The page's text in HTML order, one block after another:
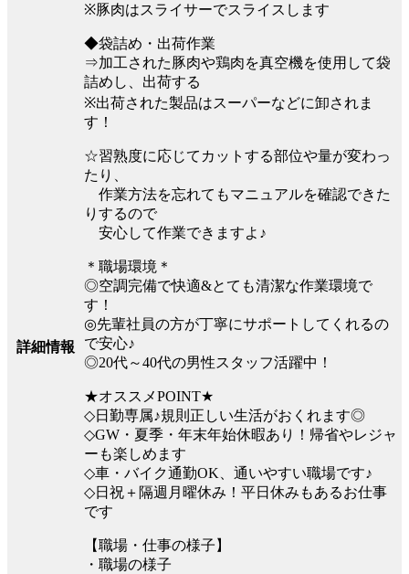
詳細情報
※豚肉はスライサーでスライスします
◆袋詰め・出荷作業
⇒加工された豚肉や鶏肉を真空機を使用して袋
詰めし、出荷する
※出荷された製品はスーパーなどに卸されま
す！
☆習熟度に応じてカットする部位や量が変わっ
たり、
作業方法を忘れてもマニュアルを確認できた
りするので
安心して作業できますよ♪
＊職場環境＊
◎空調完備で快適&とても清潔な作業環境で
す！
◎先輩社員の方が丁寧にサポートしてくれるの
で安心♪
◎20代～40代の男性スタッフ活躍中！
★オススメPOINT★
◇日勤専属♪規則正しい生活がおくれます◎
◇GW・夏季・年末年始休暇あり！帰省やレジャ
ーも楽しめます
◇車・バイク通勤OK、通いやすい職場です♪
◇日祝＋隔週月曜休み！平日休みもあるお仕事
です
【職場・仕事の様子】
・職場の様子